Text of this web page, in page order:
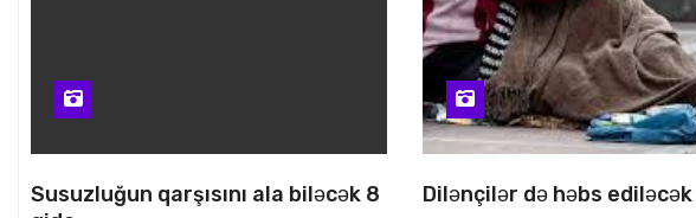
Susuzluğun qarşısını ala biləcək 8
Dilənçilər də həbs ediləcək